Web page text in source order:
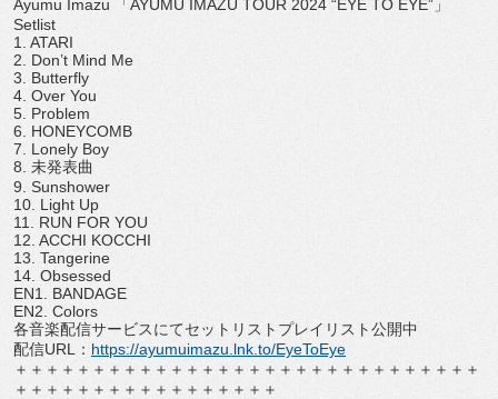
Ayumu Imazu 「AYUMU IMAZU TOUR 2024 “EYE TO EYE”」
Setlist
1. ATARI
2. Don’t Mind Me
3. Butterfly
4. Over You
5. Problem
6. HONEYCOMB
7. Lonely Boy
8. 未発表曲
9. Sunshower
10. Light Up
11. RUN FOR YOU
12. ACCHI KOCCHI
13. Tangerine
14. Obsessed
EN1. BANDAGE
EN2. Colors
各音楽配信サービスにてセットリストプレイリスト公開中
配信URL： https://ayumuimazu.lnk. to/EyeToEye
＋＋＋＋＋＋＋＋＋＋＋＋＋＋＋＋＋＋＋＋＋＋＋＋＋＋＋＋＋＋
＋＋＋＋＋＋＋＋＋＋＋＋＋＋＋＋＋